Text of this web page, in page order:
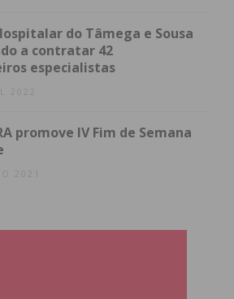
do Tâmega e Sousa
a contratar 42
especialistas
2022
promove IV Fim de Semana
2021